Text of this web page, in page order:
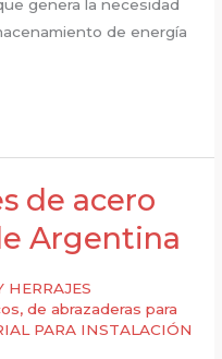
genera la necesidad
de energía
de acero
Argentina
HERRAJES
,de abrazaderas para
PARA INSTALACIÓN